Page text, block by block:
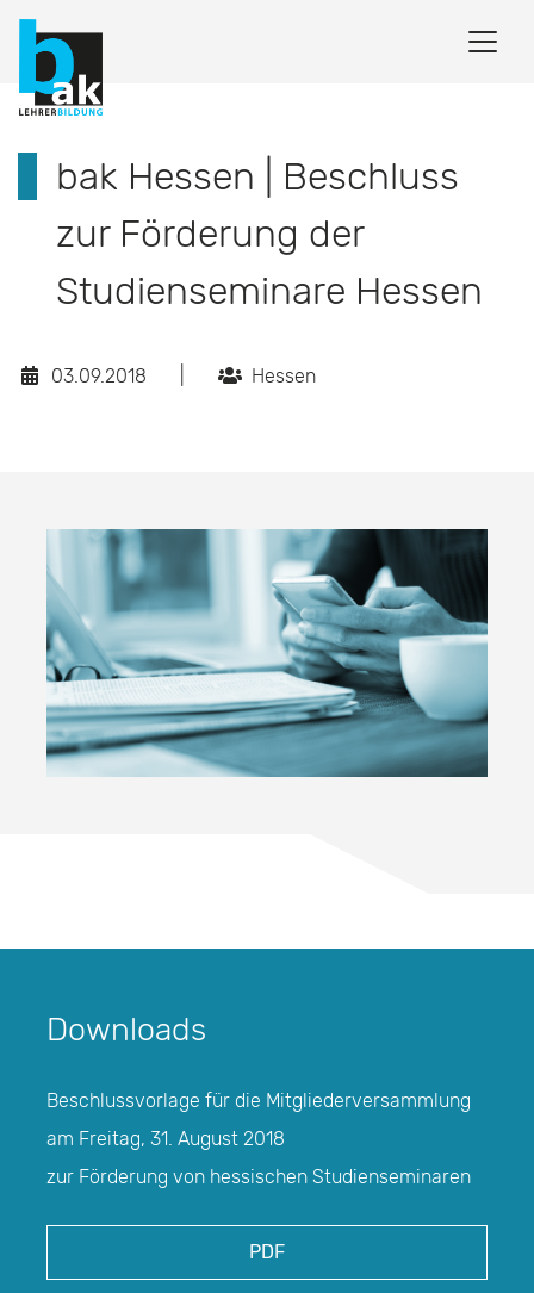
bak Hessen | Beschluss
zur Förderung der
Studienseminare Hessen
03.09.2018 Hessen
Downloads
Beschlussvorlage für die Mitgliederversammlung
am Freitag, 31. August 2018
zur Förderung von hessischen Studienseminaren
PDF